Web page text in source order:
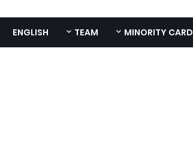
MINORITY CARD
TEAM
ENGLISH